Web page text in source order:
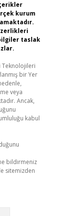
kurum
taslak
Teknolojileri
bir Yer
veya
Ancak,
kabul
bildirmeniz
sitemizden